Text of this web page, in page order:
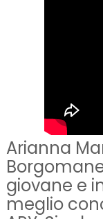
Arianna
giovane e
meglio